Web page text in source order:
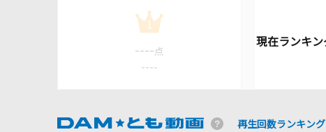
1
---- 点
----
再生回数ランキング